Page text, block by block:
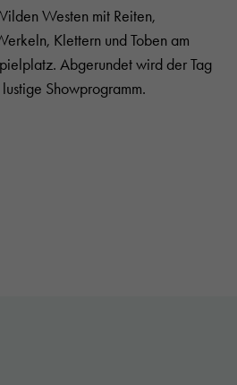
Westen mit Reiten,
Klettern und Toben am
Abgerundet wird der Tag
Showprogramm.